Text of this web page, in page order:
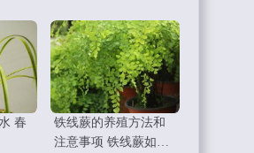
春
铁线蕨的养殖方法和
注意事项 铁线蕨如何